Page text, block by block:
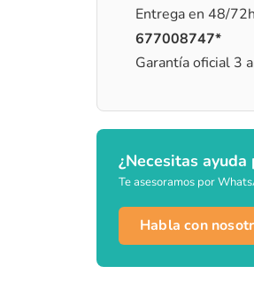
Entrega en 48/72h
677008747*
Garantía oficial 3
¿Necesitas
Te asesoramos por
Habla con